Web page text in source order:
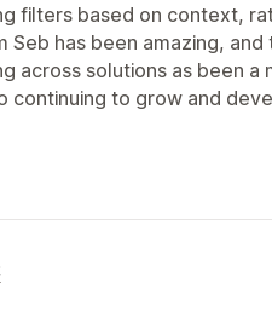
filters based on context,
Seb has been amazing,
across solutions as been a
continuing to grow and